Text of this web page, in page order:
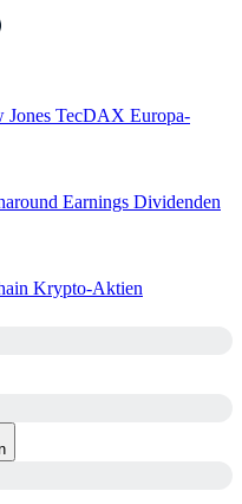
Jones TecDAX Europa-
Earnings Dividenden
Krypto-Aktien